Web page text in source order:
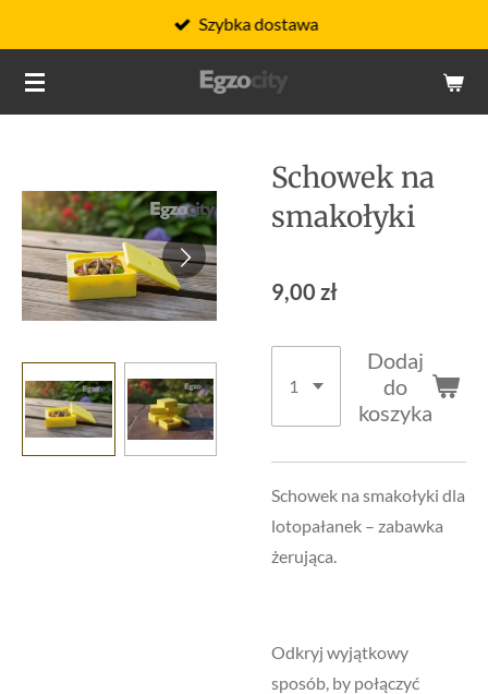
do
głównej
treści
Szybka dostawa
Schowek na
smakołyki
9,00 zł
Dodaj
do
koszyka
Schowek na smakołyki dla
lotopałanek – zabawka
żerująca.
Odkryj wyjątkowy
sposób, by połączyć